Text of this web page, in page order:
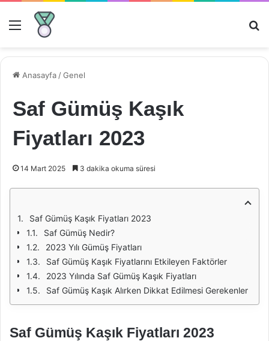
Menü
Anasayfa /Genel
Saf Gümüş Kaşık
Fiyatları 2023
14 Mart 2025 3 dakika okuma süresi
Saf Gümüş Kaşık Fiyatları 2023
Saf Gümüş Nedir?
2023 Yılı Gümüş Fiyatları
Saf Gümüş Kaşık Fiyatlarını Etkileyen Faktörler
2023 Yılında Saf Gümüş Kaşık Fiyatları
Saf Gümüş Kaşık Alırken Dikkat Edilmesi Gerekenler
Saf Gümüş Kaşık Fiyatları 2023